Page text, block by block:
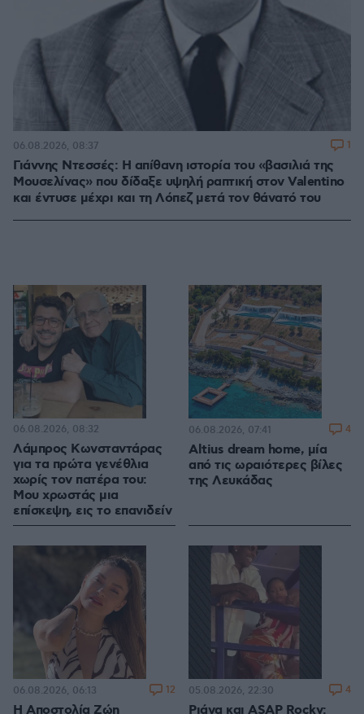
Γιάννης Ντεσσές: Η απίθανη ιστορία του «βασιλιά της
Μουσελίνας» που δίδαξε υψηλή ραπτική στον Valentino
και έντυσε μέχρι και τη Λόπεζ μετά τον θάνατό του
06.08.2026, 08:37 1
Λάμπρος Κωνσταντάρας
για τα πρώτα γενέθλια
χωρίς τον πατέρα του:
Μου χρωστάς μια
επίσκεψη, εις το επανιδείν
06.08.2026, 08:32
Altius dream home, μία
από τις ωραιότερες βίλες
της Λευκάδας
06.08.2026, 07:41 4
H Αποστολία Ζώη
06.08.2026, 06:13 12
Ριάνα και ASAP Rocky:
05.08.2026, 22:30 4